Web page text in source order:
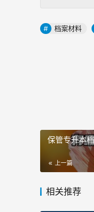
档案材料
保管专升本
上一篇
相关推荐